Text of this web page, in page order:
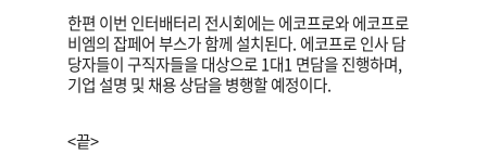
한편 이번 인터배터리 전시회에는 에코프로와 에코프로
비엠의 잡페어 부스가 함께 설치된다. 에코프로 인사 담
당자들이 구직자들을 대상으로 1대1 면담을 진행하며,
기업 설명 및 채용 상담을 병행할 예정이다.
<끝>